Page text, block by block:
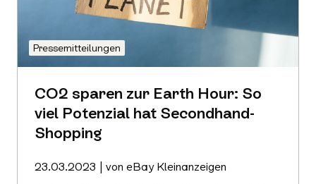
CO2 sparen zur Earth Hour: So
viel Potenzial hat Secondhand-
Shopping
23.03.2023 | von eBay Kleinanzeigen
Pressemitteilungen